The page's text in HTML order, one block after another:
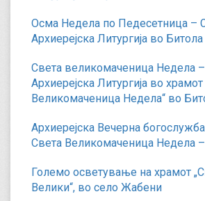
Осма Недела по Педесетница –
Архиерејска Литургија во Битола
Света великомаченица Недела
Архиерејска Литургија во храмот
Великомаченица Недела“ во
Архиерејска Вечерна
Света Великомаченица Недела
Големо осветување на храмот
Велики“, во село Жабени